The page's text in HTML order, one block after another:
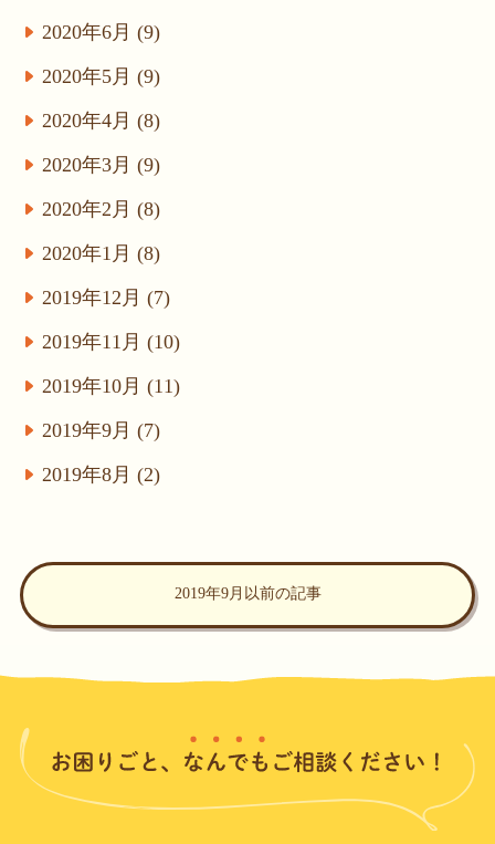
2020年6月 (9)
2020年5月 (9)
2020年4月 (8)
2020年3月 (9)
2020年2月 (8)
2020年1月 (8)
2019年12月 (7)
2019年11月 (10)
2019年10月 (11)
2019年9月 (7)
2019年8月 (2)
2019年9月以前の記事